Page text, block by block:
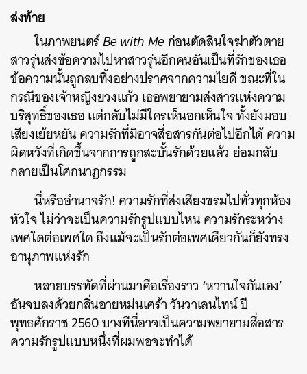
ส่งท้าย
ในภาพยนตร์Be with Meก่อนตัดสินใจฆ่าตัวตาย
สาวรุ่นส่งข้อความไปหาสาวรุ่นอีกคนอันเป็นที่รักของเธอ
ข้อความนั้นถูกลบทิ้งอย่างปราศจากความไยดี ขณะที่ใน
กรณีของเจ้าหญิงยวงแก้ว เธอพยายามส่งสารแห่งความ
บริสุทธิ์ของเธอ แต่กลับไม่มีใครเห็นอกเห็นใจ ทั้งยังมอบ
เสียงเย้ยหยัน ความรักที่มิอาจสื่อสารกันต่อไปอีกได้ ความ
ผิดหวังที่เกิดขึ้นจากการถูกสะบั้นรักด้วยแล้ว ย่อมกลับ
กลายเป็นโศกนาฏกรรม
นี่หรืออำนาจรัก! ความรักที่ส่งเสียงขรมไปทั่วทุกห้อง
หัวใจ ไม่ว่าจะเป็นความรักรูปแบบไหน ความรักระหว่าง
เพศใดต่อเพศใด ถึงแม้จะเป็นรักต่อเพศเดียวกันก็ยังทรง
อานุภาพแห่งรัก
หลายบรรทัดที่ผ่านมาคือเรื่องราว ‘หวานใจกันเอง’
อันจบลงด้วยกลิ่นอายหม่นเศร้า วันวาเลนไทน์ ปี
พุทธศักราช 2560 บางทีนี่อาจเป็นความพยายามสื่อสาร
ความรักรูปแบบหนึ่งที่ผมพอจะทำได้